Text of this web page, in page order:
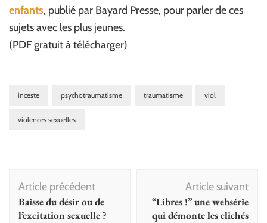
enfants, publié par Bayard Presse, pour parler de ces
sujets avec les plus jeunes.
(PDF gratuit à télécharger)
inceste psychotraumatisme traumatisme viol
violences sexuelles
Navigation
d'article
Article précédent
Baisse du désir ou de
l’excitation sexuelle ?
Article suivant
“Libres !” une websérie
qui démonte les clichés